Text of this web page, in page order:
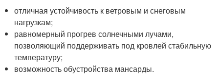
отличная устойчивость к ветровым и снеговым
нагрузкам;
равномерный прогрев солнечными лучами,
позволяющий поддерживать под кровлей стабильную
температуру;
возможность обустройства мансарды.